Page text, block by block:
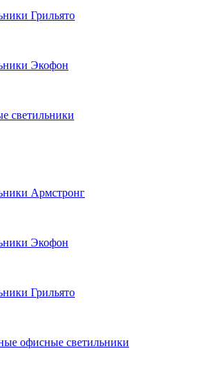
Грильято
Экофон
светильники
Армстронг
Экофон
Грильято
офисные светильники